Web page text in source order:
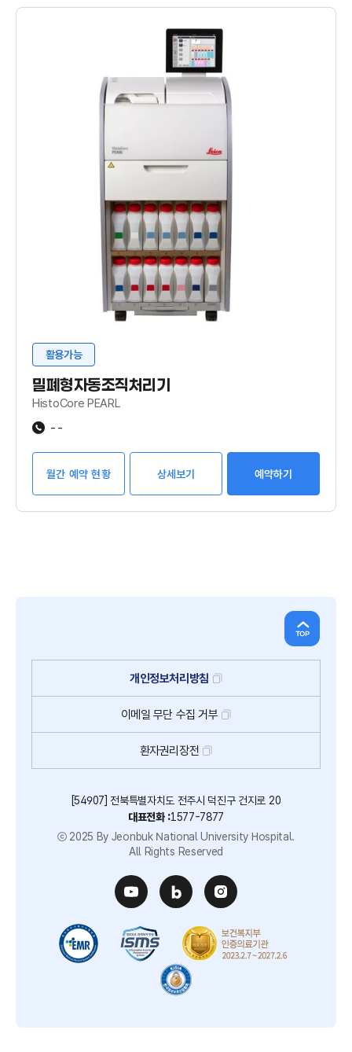
활용가능
밀폐형자동조직처리기
HistoCore PEARL
--
월간 예약 현황 상세보기 예약하기
개인정보처리방침
이메일 무단 수집 거부
환자권리장전
[54907] 전북특별자치도 전주시 덕진구 건지로 20
대표전화 :1577-7877
ⓒ 2025 By Jeonbuk National University Hospital.
All Rights Reserved